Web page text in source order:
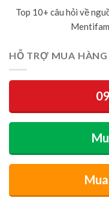
Top 10+ câu hỏi về
Mentifam
HỖ TRỢ MUA HÀNG